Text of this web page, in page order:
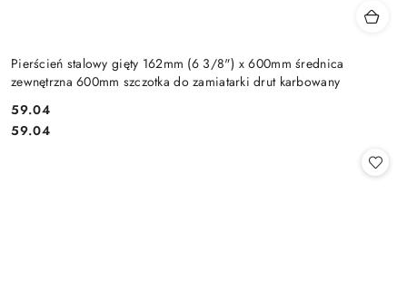
Pierścień stalowy gięty 162mm (6 3/8") x 600mm średnica
zewnętrzna 600mm szczotka do zamiatarki drut karbowany
Cena:
59.04
Cena:
59.04